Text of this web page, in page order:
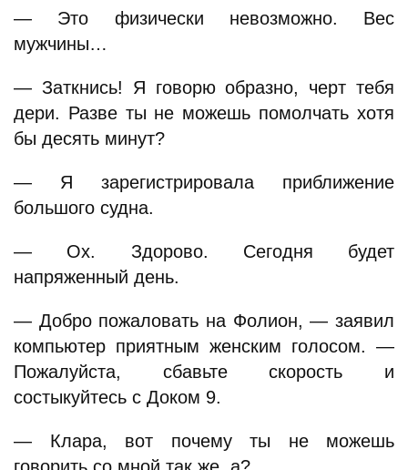
— Это физически невозможно. Вес
мужчины…
— Заткнись! Я говорю образно, черт тебя
дери. Разве ты не можешь помолчать хотя
бы десять минут?
— Я зарегистрировала приближение
большого судна.
— Ох. Здорово. Сегодня будет
напряженный день.
— Добро пожаловать на Фолион, — заявил
компьютер приятным женским голосом. —
Пожалуйста, сбавьте скорость и
состыкуйтесь с Доком 9.
— Клара, вот почему ты не можешь